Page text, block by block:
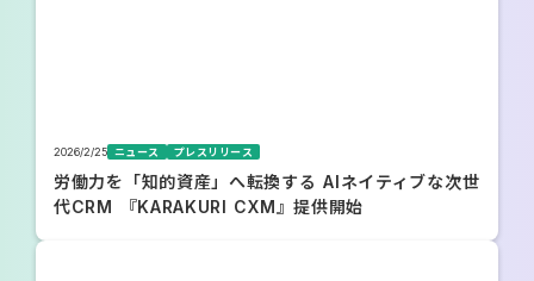
ニュース プレスリリース
2026/2/25
労働力を「知的資産」へ転換する AIネイティブな次世
代CRM 『KARAKURI CXM』提供開始